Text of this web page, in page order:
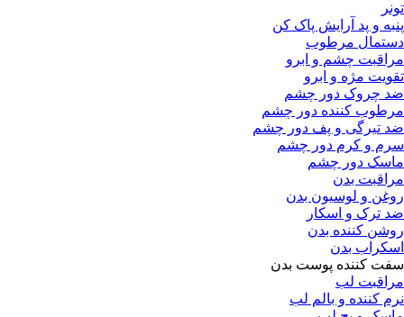
آرایش پاک کن
مرطوب
و ابرو
و ابرو
دور چشم
دور چشم
و پف دور چشم
دور چشم
چشم
بدن
اسکار
بدن
بدن
پوست بدن
لب
و بالم لب